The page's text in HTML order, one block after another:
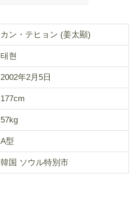
カン・テヒョン (姜太顯)
태현
2002年2月5日
177cm
57kg
A型
韓国 ソウル特別市